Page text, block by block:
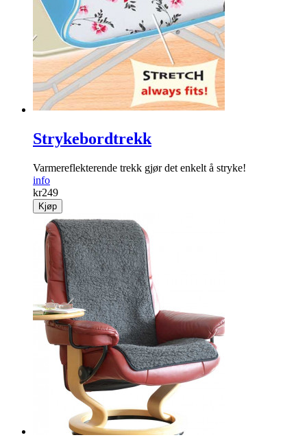
Strykebordtrekk
Varmereflekterende trekk gjør det enkelt å stryke!
info
kr249
Kjøp